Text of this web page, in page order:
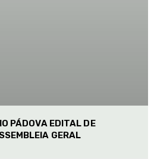
PÁDOVA EDITAL DE
GERAL